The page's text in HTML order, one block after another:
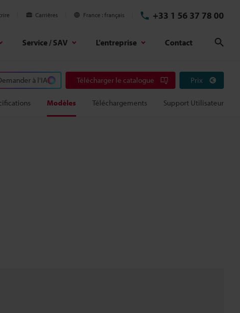
Carrières France français +33 1 56 37 78 00
Service / SAV L'entreprise Contact
à l'IA Télécharger le catalogue Prix
Modèles Téléchargements Support Utilisateur